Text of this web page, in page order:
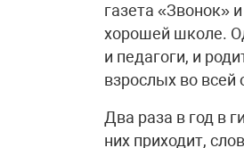
газета «Звонок»
хорошей школе.
и педагоги, и
взрослых во всей
Два раза в год в
них приходит,